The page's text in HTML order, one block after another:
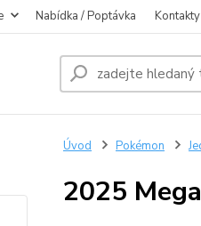
Nabídka / Poptávka Kontakty
Úvod Pokémon
2025